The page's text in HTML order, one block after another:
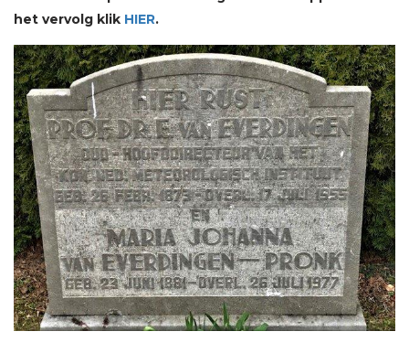
het vervolg klik HIER.